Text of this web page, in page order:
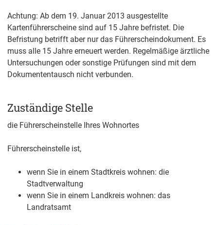
Achtung: Ab dem 19. Januar 2013 ausgestellte
Kartenführerscheine sind auf 15 Jahre befristet. Die
Befristung betrifft aber nur das Führerscheindokument. Es
muss alle 15 Jahre erneuert werden. Regelmäßige ärztliche
Untersuchungen oder sonstige Prüfungen sind mit dem
Dokumententausch nicht verbunden.
Zuständige Stelle
die Führerscheinstelle Ihres Wohnortes
Führerscheinstelle ist,
wenn Sie in einem Stadtkreis wohnen: die
Stadtverwaltung
wenn Sie in einem Landkreis wohnen: das
Landratsamt